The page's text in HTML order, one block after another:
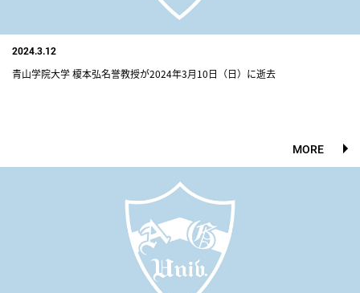
2024.3.12
青山学院大学 榎本弘名誉教授が2024年3月10日（日）に逝去
MORE